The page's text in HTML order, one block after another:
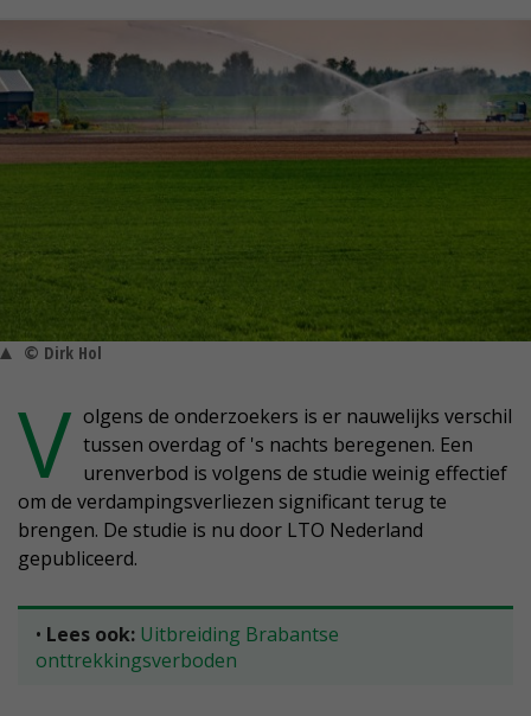
© Dirk Hol
V olgens de onderzoekers is er nauwelijks verschil
tussen overdag of 's nachts beregenen. Een
urenverbod is volgens de studie weinig effectief
om de verdampingsverliezen significant terug te
brengen. De studie is nu door LTO Nederland
gepubliceerd.
• Lees ook: Uitbreiding Brabantse
onttrekkingsverboden